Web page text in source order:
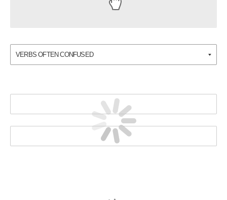
VERBS OFTEN CONFUSED